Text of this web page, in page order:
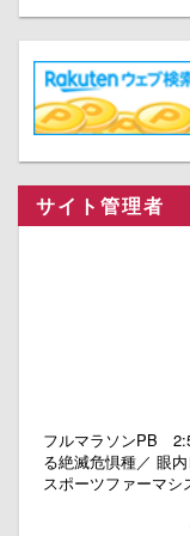
サイト管理者
フルマラソンPB
る絶滅危惧種／ 眼
スポーツファーマ